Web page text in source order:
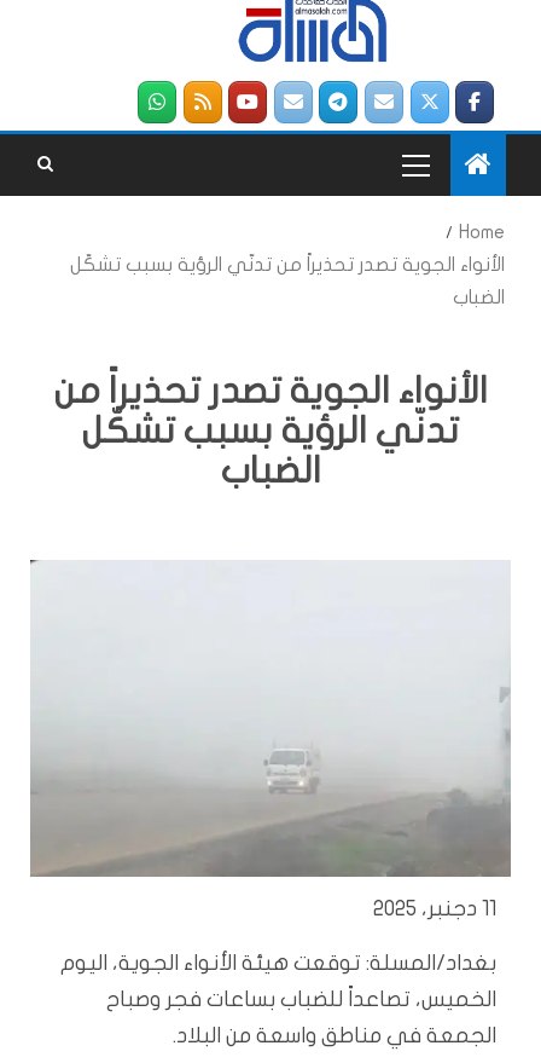
Home
الأنواء الجوية تصدر تحذيراً من تدنّي الرؤية بسبب تشكّل
الضباب
الأنواء الجوية تصدر تحذيراً من
تدنّي الرؤية بسبب تشكّل
الضباب
11 دجنبر، 2025
بغداد/المسلة: توقعت هيئة الأنواء الجوية، اليوم
الخميس، تصاعداً للضباب بساعات فجر وصباح
الجمعة في مناطق واسعة من البلاد.